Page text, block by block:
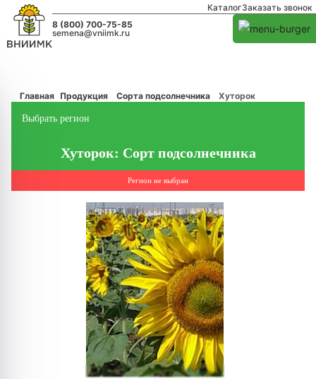
КаталогЗаказать звонок
8 (800) 700-75-85
semena@vniimk.ru
Главная Продукция Сорта подсолнечника Хуторок
Выбрать регион
Хуторок: Сорт подсолнечника
Регион не выбран